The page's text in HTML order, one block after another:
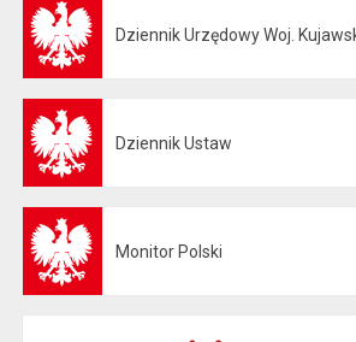
Dziennik Urzędowy Woj.
Dziennik Ustaw
Monitor Polski